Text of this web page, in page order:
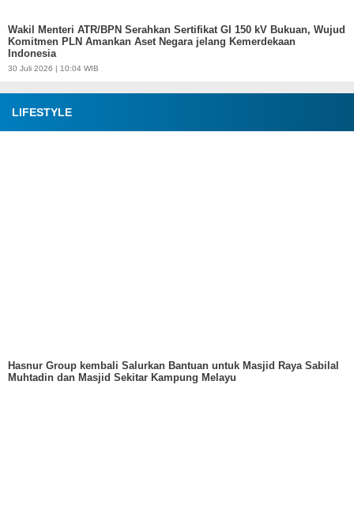
Wakil Menteri ATR/BPN Serahkan Sertifikat GI 150 kV Bukuan, Wujud
Komitmen PLN Amankan Aset Negara jelang Kemerdekaan
Indonesia
30 Juli 2026 | 10:04 WIB
LIFESTYLE
Hasnur Group kembali Salurkan Bantuan untuk Masjid Raya Sabilal
Muhtadin dan Masjid Sekitar Kampung Melayu